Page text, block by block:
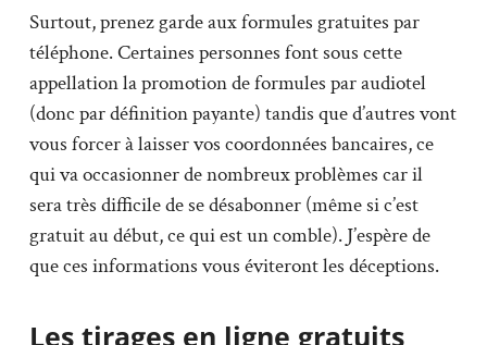
Surtout, prenez garde aux formules gratuites par
téléphone. Certaines personnes font sous cette
appellation la promotion de formules par audiotel
(donc par définition payante) tandis que d’autres vont
vous forcer à laisser vos coordonnées bancaires, ce
qui va occasionner de nombreux problèmes car il
sera très difficile de se désabonner (même si c’est
gratuit au début, ce qui est un comble). J’espère de
que ces informations vous éviteront les déceptions.
Les tirages en ligne gratuits